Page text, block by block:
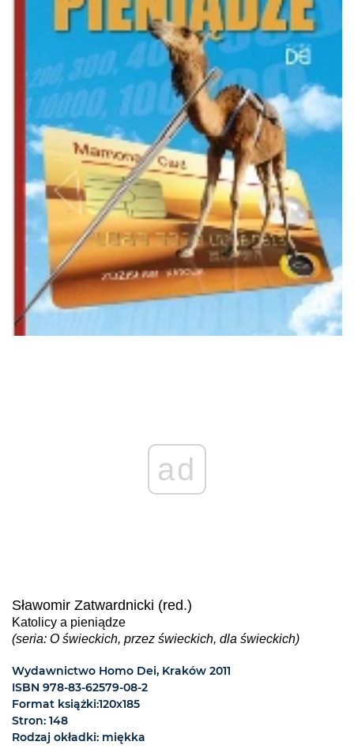
ad
Sławomir Zatwardnicki (red.)
Katolicy a pieniądze
(seria: O świeckich, przez świeckich, dla świeckich)
Wydawnictwo Homo Dei, Kraków 2011
ISBN 978-83-62579-08-2
Format książki:120x185
Stron: 148
Rodzaj okładki: miękka